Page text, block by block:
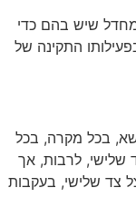
שיש בהם כדי
התקינה של
בכל מקרה, בכל
שלישי, לרבות, אך
צד שלישי, בעקבות